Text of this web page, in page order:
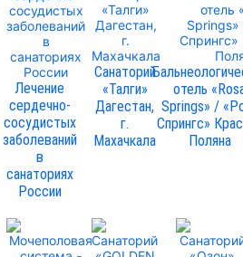
Лечение
сердечно-
сосудистых
заболеваний
в
санаториях
России
Санаторий
«Талги»
Дагестан,
г.
Махачкала
отель
Springs» /
Спрингс»
Поляна